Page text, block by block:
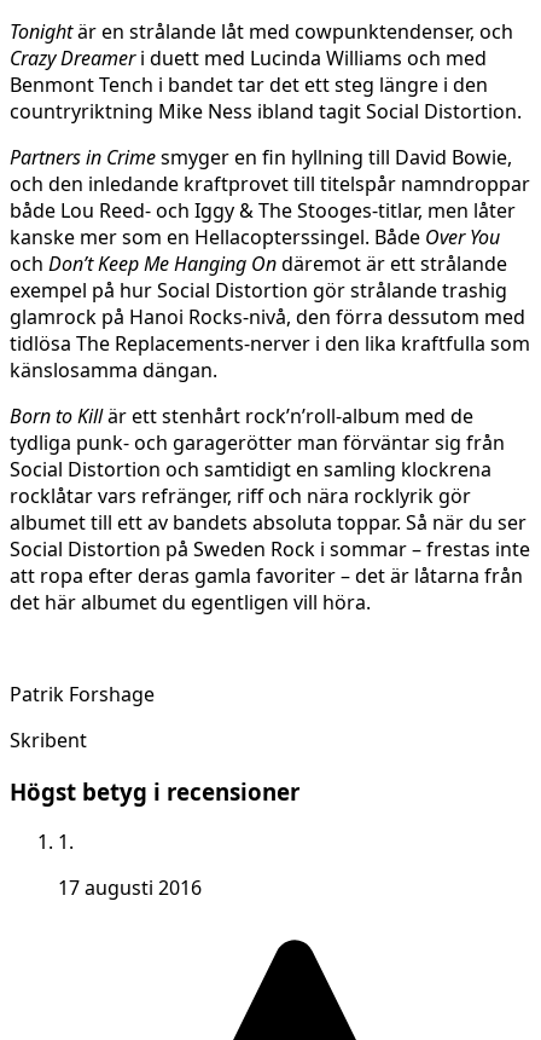
Tonightär en strålande låt med cowpunktendenser, och
Crazy Dreameri duett med Lucinda Williams och med
Benmont Tench i bandet tar det ett steg längre i den
countryriktning Mike Ness ibland tagit Social Distortion.
Partners in Crimesmyger en fin hyllning till David Bowie,
och den inledande kraftprovet till titelspår namndroppar
både Lou Reed- och Iggy & The Stooges-titlar, men låter
kanske mer som en Hellacopterssingel. Både Over You
och Don’t Keep Me Hanging Ondäremot är ett strålande
exempel på hur Social Distortion gör strålande trashig
glamrock på Hanoi Rocks-nivå, den förra dessutom med
tidlösa The Replacements-nerver i den lika kraftfulla som
känslosamma dängan.
Born to Killär ett stenhårt rock’n’roll-album med de
tydliga punk- och garagerötter man förväntar sig från
Social Distortion och samtidigt en samling klockrena
rocklåtar vars refränger, riff och nära rocklyrik gör
albumet till ett av bandets absoluta toppar. Så när du ser
Social Distortion på Sweden Rock i sommar – frestas inte
att ropa efter deras gamla favoriter – det är låtarna från
det här albumet du egentligen vill höra.
Patrik Forshage
Skribent
Högst betyg i recensioner
1.
17 augusti 2016